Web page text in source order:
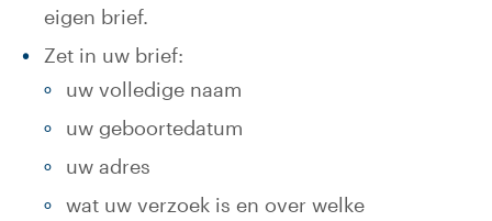
eigen brief.
Zet in uw brief:
uw volledige naam
uw geboortedatum
uw adres
wat uw verzoek is en over welke